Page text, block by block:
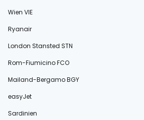
Wien VIE
Ryanair
London Stansted STN
Rom-Fiumicino FCO
Mailand-Bergamo BGY
easyJet
Sardinien